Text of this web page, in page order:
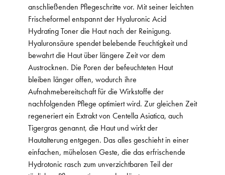
anschließenden Pflegeschritte vor. Mit seiner leichten
Frischeformel entspannt der Hyaluronic Acid
Hydrating Toner die Haut nach der Reinigung.
Hyaluronsäure spendet belebende Feuchtigkeit und
bewahrt die Haut über längere Zeit vor dem
Austrocknen. Die Poren der befeuchteten Haut
bleiben länger offen, wodurch ihre
Aufnahmebereitschaft für die Wirkstoffe der
nachfolgenden Pflege optimiert wird. Zur gleichen Zeit
regeneriert ein Extrakt von Centella Asiatica, auch
Tigergras genannt, die Haut und wirkt der
Hautalterung entgegen. Das alles geschieht in einer
einfachen, mühelosen Geste, die das erfrischende
Hydrotonic rasch zum unverzichtbaren Teil der